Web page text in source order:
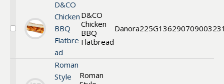
Välj
D&CO
Chicken
BBQ
Flatbre
ad
D&CO
Chicken
BBQ
Flatbread
Danora225G13629
Roman
Style
Roman